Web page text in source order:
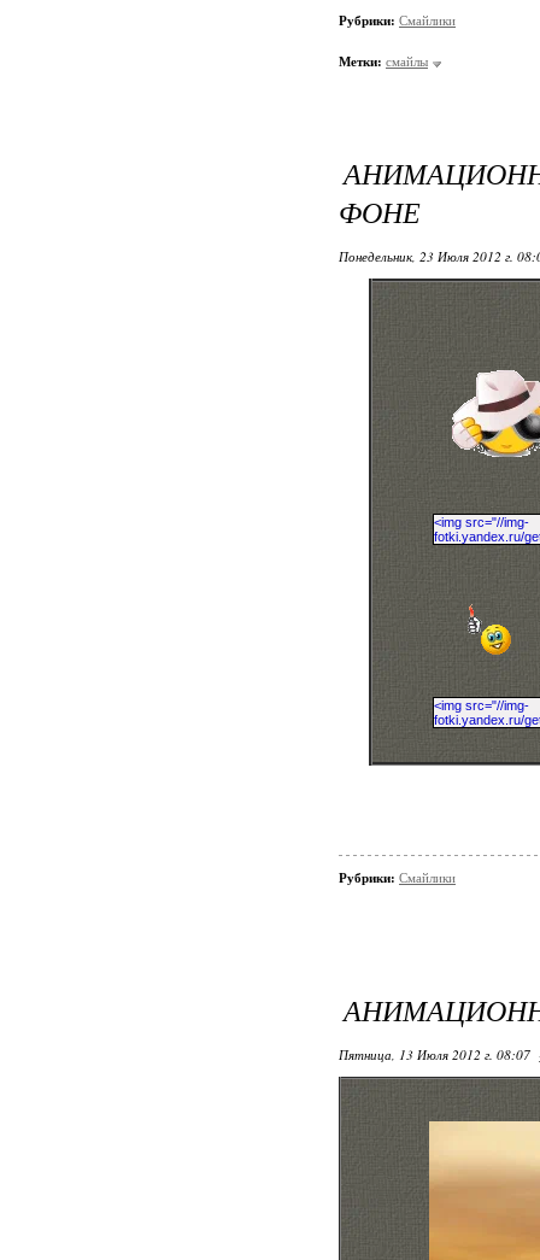
Рубрики: Смайлики
Метки: смайлы
ФОНЕ
Понедельник, 23 Июля 2012 г.
Рубрики: Смайлики
Пятница, 13 Июля 2012 г. 08:07